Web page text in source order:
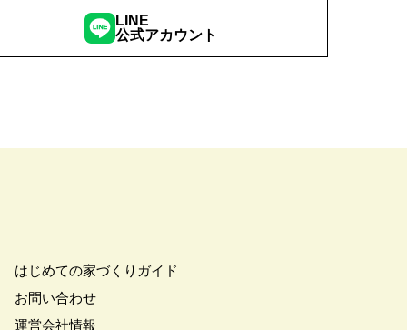
LINE
公式アカウント
はじめての家づくりガイド
お問い合わせ
運営会社情報